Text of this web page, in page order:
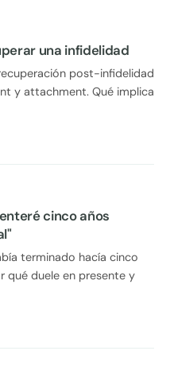
una infidelidad
post-infidelidad
y attachment. Qué implica
cinco años
terminado hacía cinco
qué duele en presente y